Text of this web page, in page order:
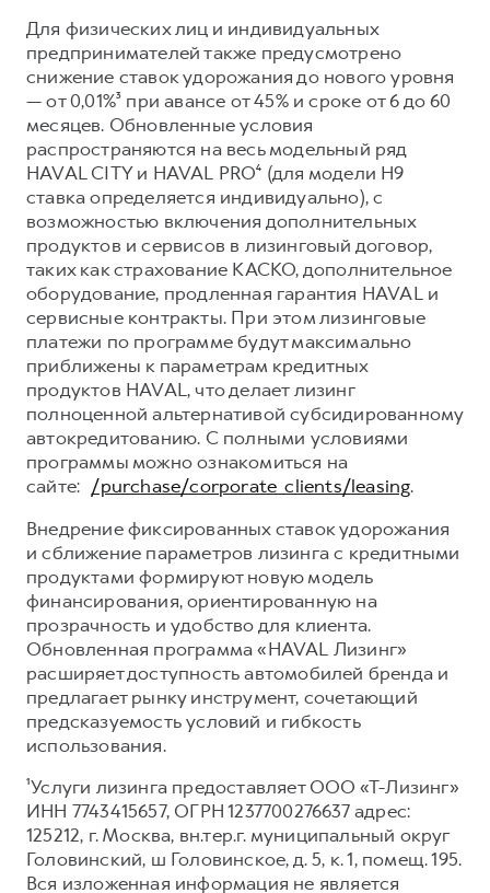
Для физических лиц и индивидуальных
предпринимателей также предусмотрено
снижение ставок удорожания до нового уровня
— от 0,01%³ при авансе от 45% и сроке от 6 до 60
месяцев. Обновленные условия
распространяются на весь модельный ряд
HAVAL CITY и HAVAL PRO⁴ (для модели Н9
ставка определяется индивидуально), с
возможностью включения дополнительных
продуктов и сервисов в лизинговый договор,
таких как страхование КАСКО, дополнительное
оборудование, продленная гарантия HAVAL и
сервисные контракты. При этом лизинговые
платежи по программе будут максимально
приближены к параметрам кредитных
продуктов HAVAL, что делает лизинг
полноценной альтернативой субсидированному
автокредитованию. С полными условиями
программы можно ознакомиться на
сайте: /purchase/corporate_clients/leasing.
Внедрение фиксированных ставок удорожания
и сближение параметров лизинга с кредитными
продуктами формируют новую модель
финансирования, ориентированную на
прозрачность и удобство для клиента.
Обновленная программа «HAVAL Лизинг»
расширяет доступность автомобилей бренда и
предлагает рынку инструмент, сочетающий
предсказуемость условий и гибкость
использования.
¹Услуги лизинга предоставляет ООО «Т-Лизинг»
ИНН 7743415657, ОГРН 1237700276637 адрес:
125212, г. Москва, вн.тер.г. муниципальный округ
Головинский, ш Головинское, д. 5, к. 1, помещ. 195.
Вся изложенная информация не является